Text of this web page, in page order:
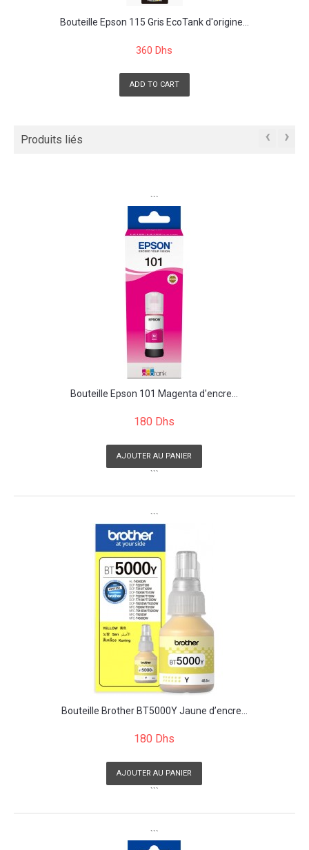
Bouteille Epson 115 Gris EcoTank d'origine...
360 Dhs
ADD TO CART
Produits liés ‹ ›
```
Bouteille Epson 101 Magenta d'encre...
180 Dhs
AJOUTER AU PANIER
```
```
Bouteille Brother BT5000Y Jaune d’encre...
180 Dhs
AJOUTER AU PANIER
```
```